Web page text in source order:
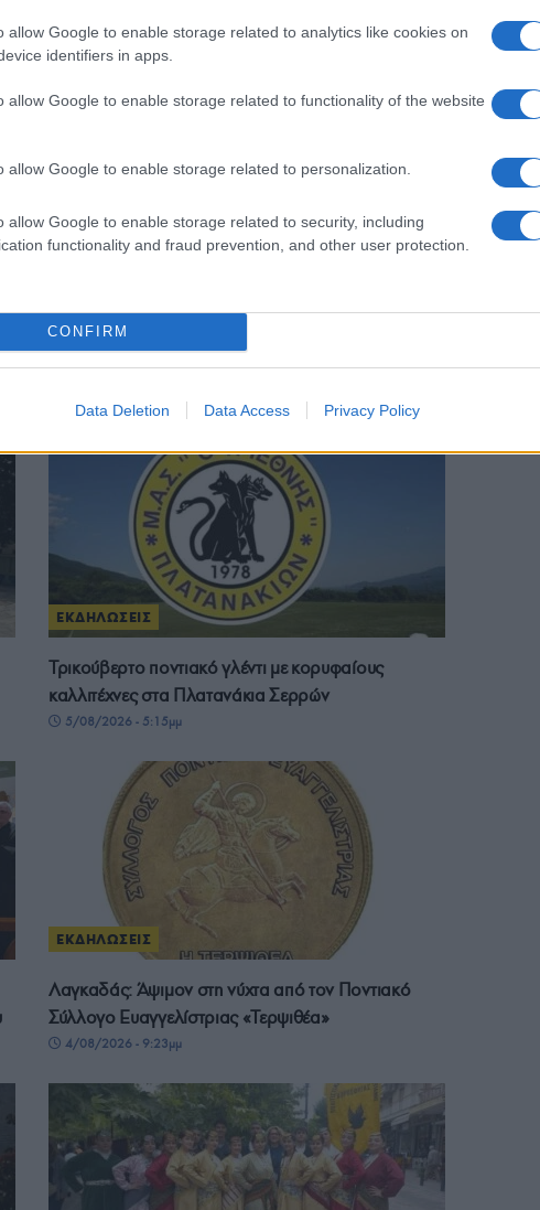
allow Google to enable storage related to analytics like cookies on
identifiers in apps.
allow Google to enable storage related to functionality of the website
allow Google to enable storage related to personalization.
allow Google to enable storage related to security, including
functionality and fraud prevention, and other user protection.
CONFIRM
Data Deletion Data Access Privacy Policy
Πανοΰρ
6/08/2026 - 5:37μμ
Ποντιακή βραδιά με αγαπημένους καλλιτέχνες
διοργανώνει ο Πολιτιστικός Σύλλογος Σκοπού «Ο
Άγιος Δημήτριος»
6/08/2026 - 10:42πμ
ΕΚΔΗΛΩΣΕΙΣ
Τρικούβερτο ποντιακό γλέντι με κορυφαίους
καλλιτέχνες στα Πλατανάκια Σερρών
5/08/2026 - 5:15μμ
ΕΚΔΗΛΩΣΕΙΣ
Λαγκαδάς: Άψιμον στη νύχτα από τον Ποντιακό
Σύλλογο Ευαγγελίστριας «Τερψιθέα»
4/08/2026 - 9:23μμ